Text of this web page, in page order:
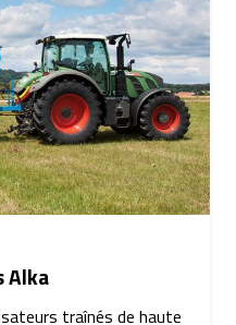
Alka
traînés de haute